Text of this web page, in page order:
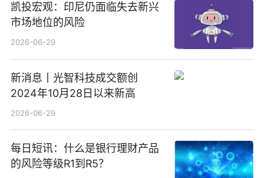
凯投宏观：印尼仍面临失去新兴
市场地位的风险
2026-06-29
新消息丨光智科技成交额创
2024年10月28日以来新高
2026-06-29
每日短讯：什么是银行理财产品
的风险等级R1到R5？